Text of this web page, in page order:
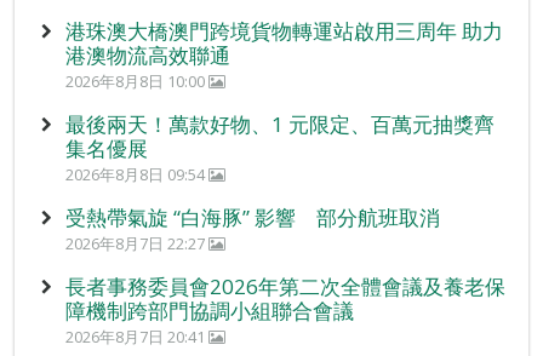
港珠澳大橋澳門跨境貨物轉運站啟用三周年 助力
港澳物流高效聯通
2026年8月8日 10:00
最後兩天！萬款好物、1 元限定、百萬元抽獎齊
集名優展
2026年8月8日 09:54
受熱帶氣旋 “白海豚” 影響 部分航班取消
2026年8月7日 22:27
長者事務委員會2026年第二次全體會議及養老保
障機制跨部門協調小組聯合會議
2026年8月7日 20:41